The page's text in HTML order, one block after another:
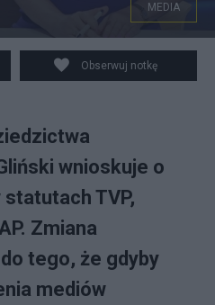
MEDIA
Obserwuj notkę
wnioskuje o
TVP,
Zmiana
tego, że gdyby
mediów